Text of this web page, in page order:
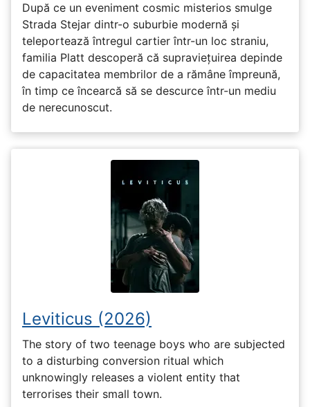
După ce un eveniment cosmic misterios smulge
Strada Stejar dintr-o suburbie modernă și
teleportează întregul cartier într-un loc straniu,
familia Platt descoperă că supraviețuirea depinde
de capacitatea membrilor de a rămâne împreună,
în timp ce încearcă să se descurce într-un mediu
de nerecunoscut.
Leviticus (2026)
The story of two teenage boys who are subjected
to a disturbing conversion ritual which
unknowingly releases a violent entity that
terrorises their small town.